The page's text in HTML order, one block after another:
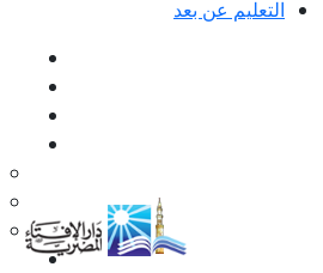
التعليم عن بعد